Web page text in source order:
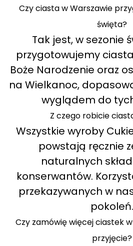
Czy ciasta w Warszawie
święta?
Tak jest, w sezonie
przygotowujemy
Boże Narodzenie oraz
na Wielkanoc,
wyglądem do
Z czego robicie
Wszystkie wyroby
powstają ręcznie
naturalnych
konserwantów.
przekazywanych w
pokoleń.
Czy zamówię więcej ciastek
przyjęcie?